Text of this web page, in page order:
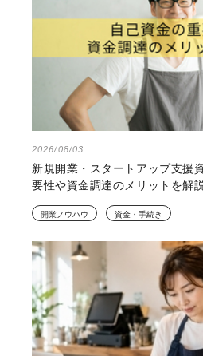
2026/08/03
新規開業・スタートアップ支援
要性や資金調達のメリットを解説
開業ノウハウ 資金・手続き